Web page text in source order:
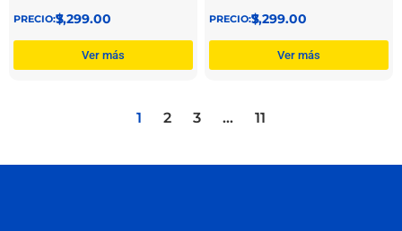
$
7,299.00
Ver más
$
7,299.00
Ver más
1 2 3 … 11